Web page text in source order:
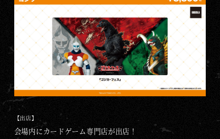
【出店】
会場内にカードゲーム専門店が出店！